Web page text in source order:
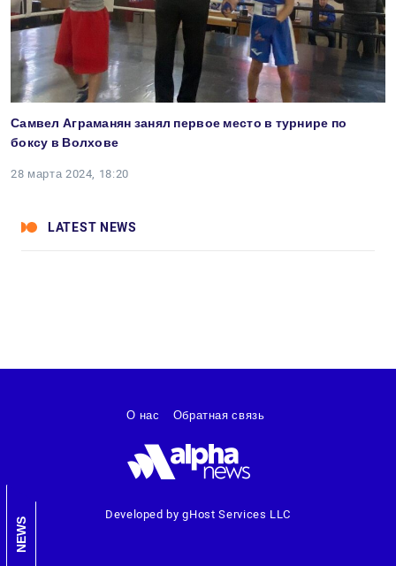
Самвел Аграманян занял первое место в турнире по
боксу в Волхове
28 марта 2024, 18:20
LATEST NEWS
NEWS
Developed by gHost Services LLC
О нас Обратная связь